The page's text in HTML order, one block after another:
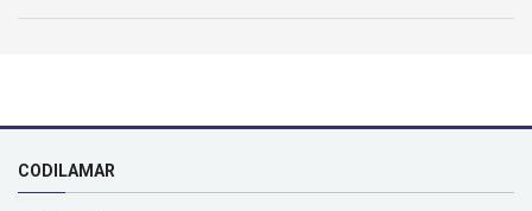
CODILAMAR